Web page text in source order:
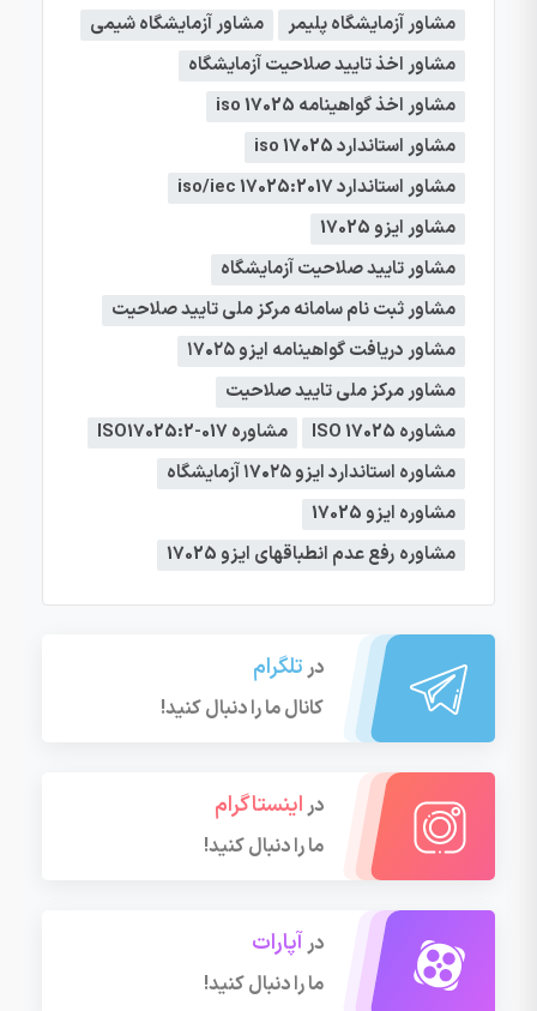
مشاور آزمایشگاه پلیمر
مشاور آزمایشگاه شیمی
مشاور اخذ تایید صلاحیت آزمایشگاه
مشاور اخذ گواهینامه iso 17025
مشاور استاندارد iso 17025
مشاور استاندارد iso/iec 17025:2017
مشاور ایزو 17025
مشاور تایید صلاحیت آزمایشگاه
مشاور ثبت نام سامانه مرکز ملی تایید صلاحیت
مشاور دریافت گواهینامه ایزو ۱۷۰۲۵
مشاور مرکز ملی تایید صلاحیت
مشاوره ISO 17025
مشاوره ISO17025:2-017
مشاوره استاندارد ایزو ۱۷۰۲۵ آزمایشگاه
مشاوره ایزو 17025
مشاوره رفع عدم انطباقهای ایزو 17025
درتلگرام
کانال ما را دنبال کنید!
دراینستاگرام
ما را دنبال کنید!
درآپارات
ما را دنبال کنید!